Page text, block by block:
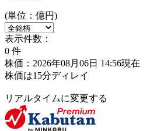
(単位：億円)
表示件数：
0 件
株価：2026年08月06日 14:56現在
株価は15分ディレイ
リアルタイムに変更する